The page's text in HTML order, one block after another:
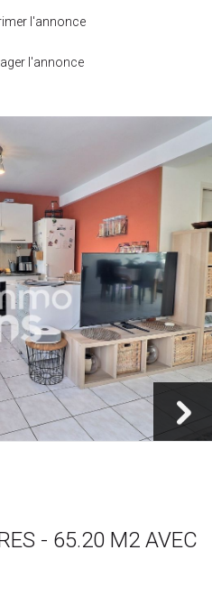
l'annonce
l'annonce
- 65.20 M2 AVEC